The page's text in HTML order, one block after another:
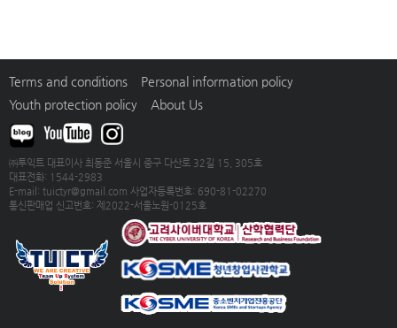
Terms and conditions
Personal information policy
Youth protection policy
About Us
㈜투익트 대표이사 최동준 서울시 중구 다산로 32길 15, 305호
대표전화: 1544-2983
E-mail: tuictyr@gmail.com 사업자등록번호: 690-81-02270
통신판매업 신고번호: 제2022-서울노원-0125호